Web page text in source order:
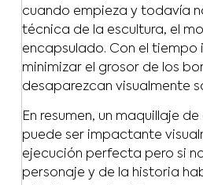
cuando empieza y todavía
técnica de la escultura, el
encapsulado. Con el tiempo
minimizar el grosor de los
desaparezcan visualmente
En resumen, un maquillaje
puede ser impactante
ejecución perfecta pero si
personaje y de la historia